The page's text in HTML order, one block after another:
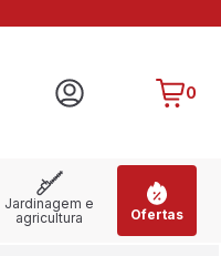
0
Jardinagem e
agricultura
Ofertas